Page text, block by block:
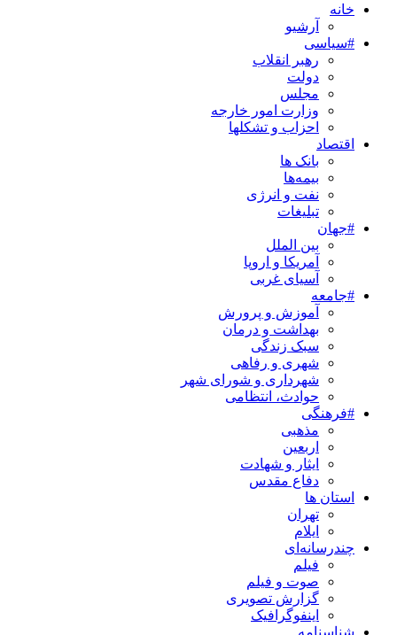
خانه
آرشیو
#سیاسی
رهبر انقلاب
دولت
مجلس
وزارت امور خارجه
احزاب و تشکلها
اقتصاد
بانک ها
بیمه‌ها
نفت و انرژی
تبلیغات
#جهان
بین الملل
آمریکا و اروپا
آسیای غربی
#جامعه
آموزش و پرورش
بهداشت و درمان
سبک زندگی
شهری و رفاهی
شهرداری و شورای شهر
حوادث، انتظامی
#فرهنگی
مذهبی
اربعین
ایثار و شهادت
دفاع مقدس
استان ها
تهران
ایلام
چندرسانه‌ای
فیلم
صوت و فیلم
گزارش تصویری
اینفوگرافیک
شناسنامه